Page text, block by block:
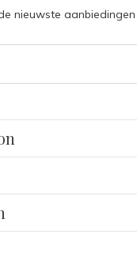
nieuwste